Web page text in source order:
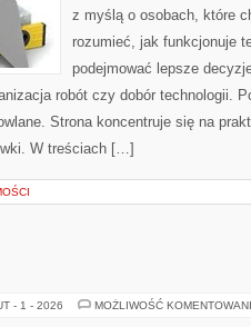
z myślą o osobach, które
rozumieć, jak funkcjonuje
podejmować lepsze
robót czy dobór technologii.
Strona koncentruje się na
W treściach […]
- 1 - 2026 MOŻLIWOŚĆ